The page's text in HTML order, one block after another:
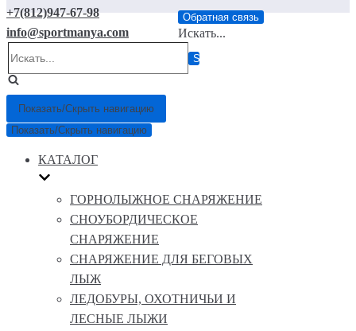
+7(812)947-67-98
info@sportmanya.com
Обратная связь
Искать...
Показать/Скрыть навигацию
Показать/Скрыть навигацию
КАТАЛОГ
ГОРНОЛЫЖНОЕ СНАРЯЖЕНИЕ
СНОУБОРДИЧЕСКОЕ
СНАРЯЖЕНИЕ
СНАРЯЖЕНИЕ ДЛЯ БЕГОВЫХ
ЛЫЖ
ЛЕДОБУРЫ, ОХОТНИЧЬИ И
ЛЕСНЫЕ ЛЫЖИ